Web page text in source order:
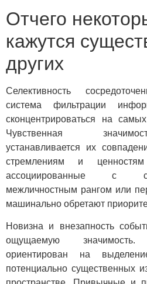
Отчего
кажутся
других
Селективность
система фильтрации
сконцентрироваться на
Чувственная
устанавливается их
стремлениям и
ассоциированные с
межличностным рангом или
машинально обретают
Новизна и внезапность
ощущаемую
ориентирован на
потенциально существенных